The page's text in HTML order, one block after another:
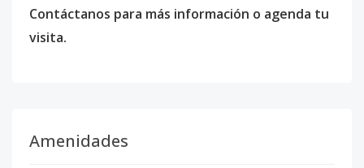
Contáctanos para más información o agenda tu
visita.
Amenidades